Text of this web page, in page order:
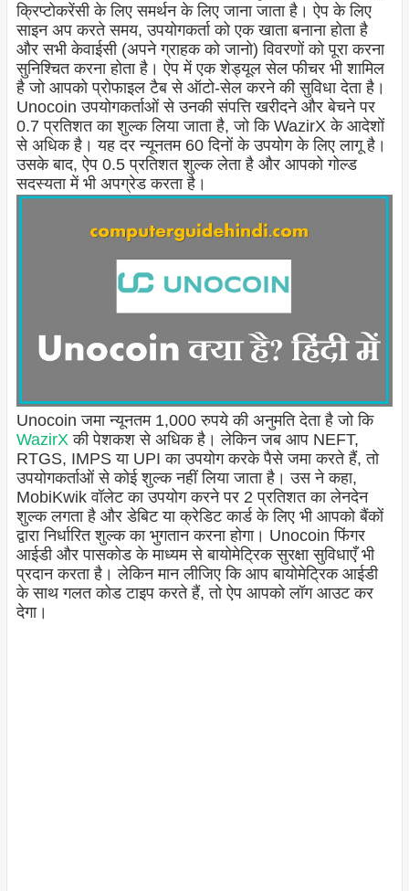
क्रिप्टोकरेंसी के लिए समर्थन के लिए जाना जाता है। ऐप के लिए
साइन अप करते समय, उपयोगकर्ता को एक खाता बनाना होता है
और सभी केवाईसी (अपने ग्राहक को जानो) विवरणों को पूरा करना
सुनिश्चित करना होता है। ऐप में एक शेड्यूल सेल फीचर भी शामिल
है जो आपको प्रोफाइल टैब से ऑटो-सेल करने की सुविधा देता है।
Unocoin उपयोगकर्ताओं से उनकी संपत्ति खरीदने और बेचने पर
0.7 प्रतिशत का शुल्क लिया जाता है, जो कि WazirX के आदेशों
से अधिक है। यह दर न्यूनतम 60 दिनों के उपयोग के लिए लागू है।
उसके बाद, ऐप 0.5 प्रतिशत शुल्क लेता है और आपको गोल्ड
सदस्यता में भी अपग्रेड करता है।
Unocoin जमा न्यूनतम 1,000 रुपये की अनुमति देता है जो कि
WazirXकी पेशकश से अधिक है। लेकिन जब आप NEFT,
RTGS, IMPS या UPI का उपयोग करके पैसे जमा करते हैं, तो
उपयोगकर्ताओं से कोई शुल्क नहीं लिया जाता है। उस ने कहा,
MobiKwik वॉलेट का उपयोग करने पर 2 प्रतिशत का लेनदेन
शुल्क लगता है और डेबिट या क्रेडिट कार्ड के लिए भी आपको बैंकों
द्वारा निर्धारित शुल्क का भुगतान करना होगा। Unocoin फिंगर
आईडी और पासकोड के माध्यम से बायोमेट्रिक सुरक्षा सुविधाएँ भी
प्रदान करता है। लेकिन मान लीजिए कि आप बायोमेट्रिक आईडी
के साथ गलत कोड टाइप करते हैं, तो ऐप आपको लॉग आउट कर
देगा।